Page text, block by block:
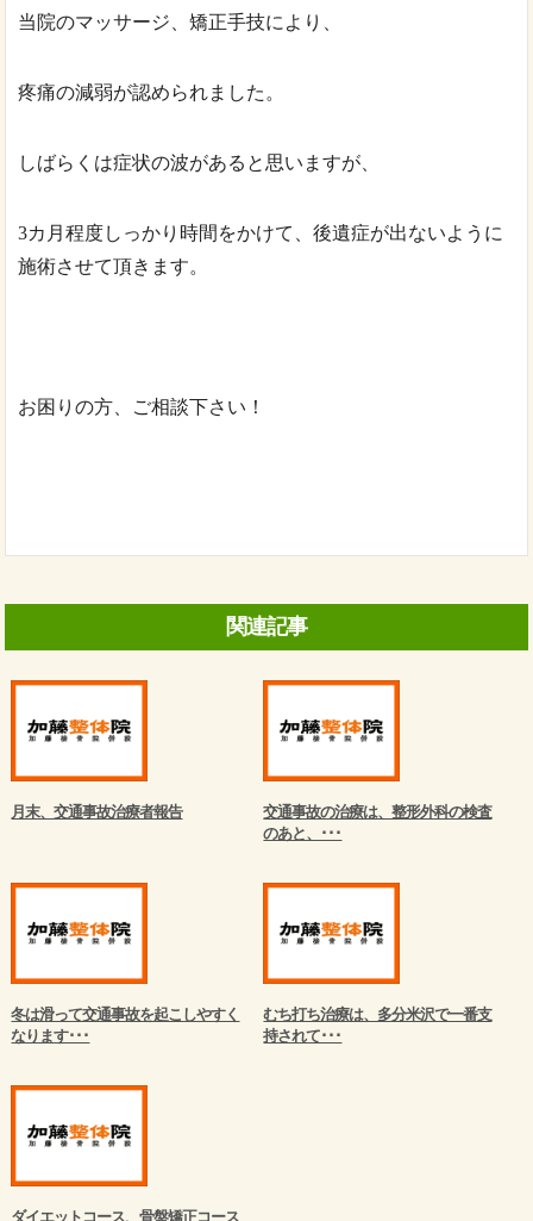
当院のマッサージ、矯正手技により、
疼痛の減弱が認められました。
しばらくは症状の波があると思いますが、
3カ月程度しっかり時間をかけて、後遺症が出ないように
施術させて頂きます。
お困りの方、ご相談下さい！
関連記事
月末、交通事故治療者報告
交通事故の治療は、整形外科の検査
のあと、･･･
冬は滑って交通事故を起こしやすく
なります･･･
むち打ち治療は、多分米沢で一番支
持されて･･･
ダイエットコース、骨盤矯正コース